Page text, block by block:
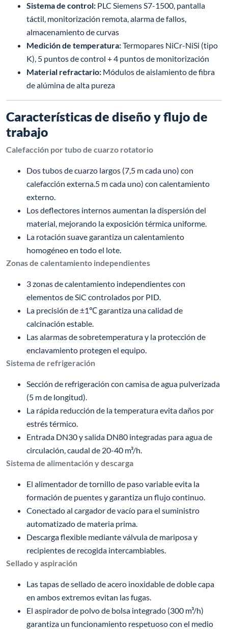
Sistema de control: PLC Siemens S7-1500, pantalla
táctil, monitorización remota, alarma de fallos,
almacenamiento de curvas
Medición de temperatura:Termopares NiCr-NiSi (tipo
K), 5 puntos de control + 4 puntos de monitorización
Material refractario: Módulos de aislamiento de fibra
de alúmina de alta pureza
Características de diseño y flujo de
trabajo
Calefacción por tubo de cuarzo rotatorio
Dos tubos de cuarzo largos (7,5 m cada uno) con
calefacción externa.5 m cada uno) con calentamiento
externo.
Los deflectores internos aumentan la dispersión del
material, mejorando la exposición térmica uniforme.
La rotación suave garantiza un calentamiento
homogéneo en todo el lote.
Zonas de calentamiento independientes
3 zonas de calentamiento independientes con
elementos de SiC controlados por PID.
La precisión de ±1℃ garantiza una calidad de
calcinación estable.
Las alarmas de sobretemperatura y la protección de
enclavamiento protegen el equipo.
Sistema de refrigeración
Sección de refrigeración con camisa de agua pulverizada
(5 m de longitud).
La rápida reducción de la temperatura evita daños por
estrés térmico.
Entrada DN30 y salida DN80 integradas para agua de
circulación, caudal de 20-40 m³/h.
Sistema de alimentación y descarga
El alimentador de tornillo de paso variable evita la
formación de puentes y garantiza un flujo continuo.
Conectado al cargador de vacío para el suministro
automatizado de materia prima.
Descarga flexible mediante válvula de mariposa y
recipientes de recogida intercambiables.
Sellado y aspiración
Las tapas de sellado de acero inoxidable de doble capa
en ambos extremos evitan las fugas.
El aspirador de polvo de bolsa integrado (300 m³/h)
garantiza un funcionamiento respetuoso con el medio